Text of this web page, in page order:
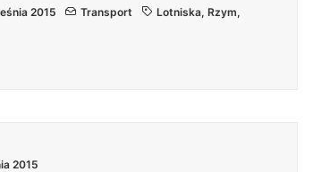
2015 Transport Lotniska, Rzym,
2015